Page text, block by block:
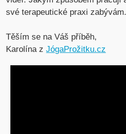
své terapeutické praxi zabývám.
Těším se na Váš příběh,
Karolína zJógaProžitku.cz